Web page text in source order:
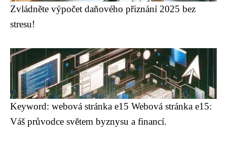
Zvládněte výpočet daňového přiznání 2025 bez
stresu!
Keyword: webová stránka e15 Webová stránka e15:
Váš průvodce světem byznysu a financí.